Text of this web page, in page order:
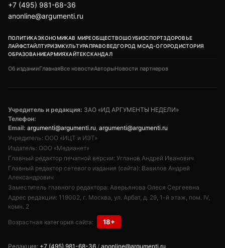
+7 (495) 981-68-36
anonline@argumenti.ru
ПОЛИТИКАЭКОНОМИКАВ МИРЕОБЩЕСТВОШОУБИЗСПОРТЗДОРОВЬЕ
ЛАЙФСТАЙЛТУРИЗМКУЛЬТУРАПРАВОВЕДГОРОД МСАД-ОГОРОДИСТОРИЯ
ОБРАЗОВАНИЕАРМИЯХАЙТЕКСКАНДАЛ
Об изданииГлавнаяВсе новостиАвторыНовости партнеров
Учредитель и редакция: ЗАО «ИД АРГУМЕНТЫ НЕДЕЛИ»
Телефон:
Email: argumenti@argumenti.ru, argumenti@argumenti.ru
Учредитель: ООО «ИЦТ и ИЭТ»
Издатель: ООО «Медианет»
Главный редактор печатной версии: Угланов Андрей Иванович
Главный редактор сетевого издания (сайта): Вавилов Андрей
Александрович
Заместитель главного редактора: Аверьянова Олеся Сергеевна
Адрес редакции: 119002, г. Москва, ул. Арбат, д. 29, 1-й этаж, пом. IV,
комн. 2
Возрастная категория сайта: 18+
Редакция: +7 (495) 981-68-36 / anonline@argumenti.ru